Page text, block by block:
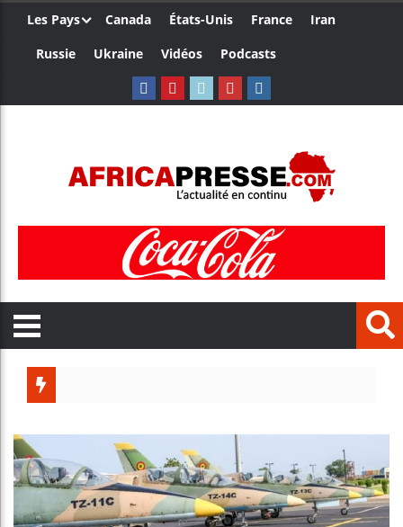
Les Pays Canada États-Unis France
Iran
Russie
Ukraine Vidéos Podcasts
Guinée